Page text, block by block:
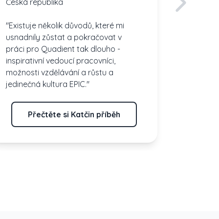
Česká republika
"Existuje několik důvodů, které mi
usnadnily zůstat a pokračovat v
práci pro Quadient tak dlouho -
inspirativní vedoucí pracovníci,
možnosti vzdělávání a růstu a
jedinečná kultura EPIC."
Přečtěte si Katčin příběh